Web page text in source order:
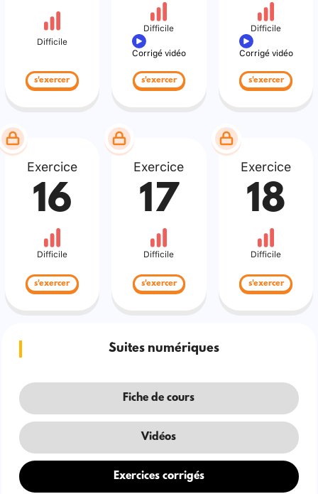
Difficile
s'exercer
Difficile
Corrigé vidéo
s'exercer
Difficile
Corrigé vidéo
s'exercer
Exercice
16
Difficile
s'exercer
Exercice
17
Difficile
s'exercer
Exercice
18
Difficile
s'exercer
Suites numériques
Fiche de cours
Vidéos
Exercices corrigés